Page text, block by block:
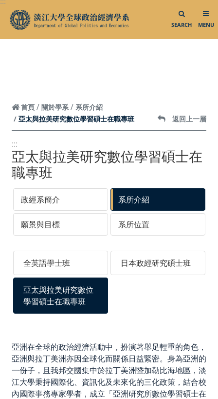
跳到頁面主要內容區
SEARCH MENU
校外參訪
外賓來訪
影音專區
相關連結
中華民國外交部
中華民國僑務委員會
中華民國對外貿易發展協會
外貿協會發展中心
台灣政治學會
智慧財產權專區
聯絡我們／媒體社群
聯絡我們
Facebook
Instagram
首頁 關於學系
系所介紹
亞太與拉美研究數位學習碩士在職專班
返回上一層
:::
亞太與拉美研究數位學習碩士在
職專班
政經系簡介 系所介紹
願景與目標 系所位置
全英語學士班 日本政經研究碩士班
亞太與拉美研究數位
學習碩士在職專班
亞洲在全球的政治經濟活動中，扮演著舉足輕重的角色，
亞洲與拉丁美洲亦因全球化而關係日益緊密。身為亞洲的
一份子，且我邦交國集中於拉丁美洲暨加勒比海地區，淡
江大學秉持國際化、資訊化及未來化的三化政策，結合校
內國際事務專家學者，成立「亞洲研究所數位學習碩士在